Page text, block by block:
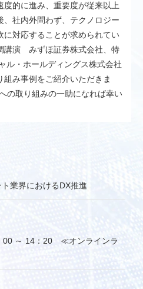
度的に進み、重要度が従来以上
、社内外問わず、テクノロジー
に対応することが求められてい
講演 みずほ証券株式会社、特
ル・ホールディングス株式会社
み事例をご紹介いただきま
の取り組みの一助になれば幸い
業界におけるDX推進
00 ～ 14：20 ≪オンラインラ